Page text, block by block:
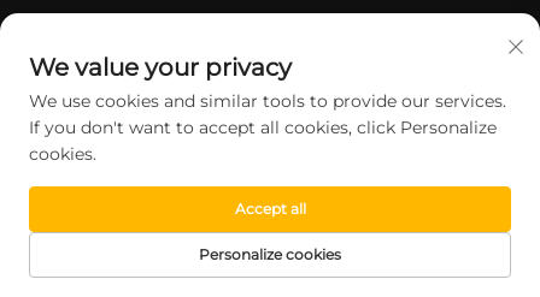
byggindustrier. Ultraklart floatglass og strukturert
og kvalitet som er sertifisert i henhold til ISO-
standarder. Samarbeid med oss for løsninger som
er karbonnøytrale.
KONTAKT OSS
We value your privacy
We use cookies and similar tools to provide our services.
If you don't want to accept all cookies, click Personalize
cookies.
Personalize cookies
Accept all